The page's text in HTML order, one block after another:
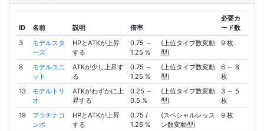
ID 名前 説明 倍率
必要カ
ード数
3
モデルスタ
ーズ
HPとATKが上昇
する
0.75 ～
1.25 %
(上位タイプ数変動
型)
9 枚
8
モデルユニ
ット
ATKが少し上昇す
る
0.75 ～
1.25 %
(上位タイプ数変動
型)
6 ～ 8
枚
13
モデルトリ
オ
ATKがわずかに上
昇する
0.25 ～
0.5 %
(上位タイプ数変動
型)
3 ～ 5
枚
19
プラチナコ
ンボ
HPとATKが上昇
する
0.75 /
1.25 %
(スペシャルレッス
ン数変動型)
9 枚